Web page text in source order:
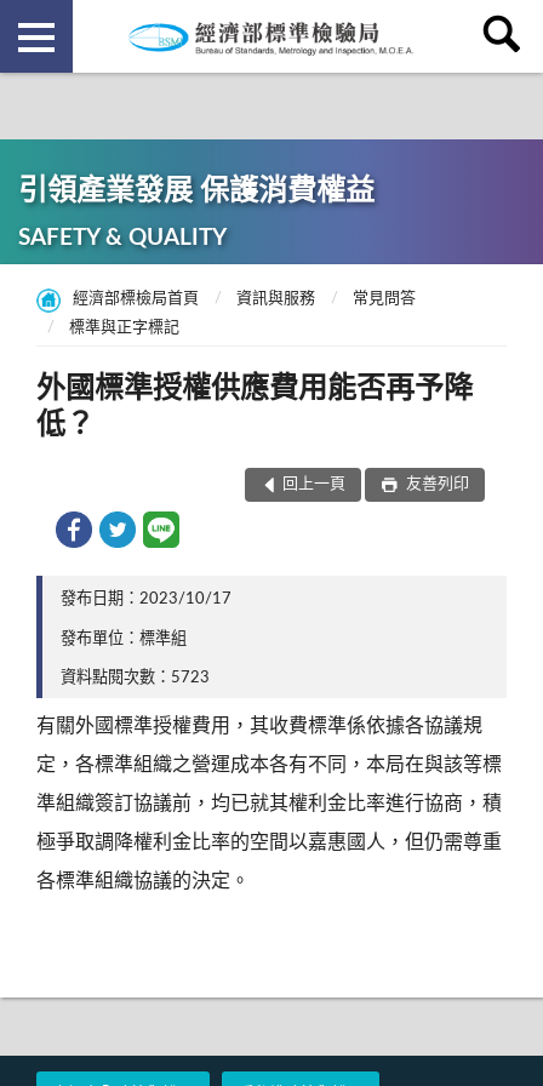
引領產業發展 保護消費權益
SAFETY & QUALITY
經濟部標檢局首頁 資訊與服務
常見問答
標準與正字標記
外國標準授權供應費用能否再予降
低？
回上一頁 友善列印
發布日期：2023/10/17
發布單位：標準組
資料點閱次數：5723
有關外國標準授權費用，其收費標準係依據各協議規
定，各標準組織之營運成本各有不同，本局在與該等標
準組織簽訂協議前，均已就其權利金比率進行協商，積
極爭取調降權利金比率的空間以嘉惠國人，但仍需尊重
各標準組織協議的決定。